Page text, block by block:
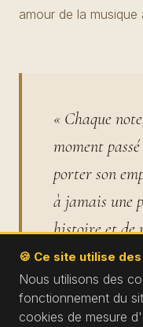
amour de la musique
« Chaque
moment
porter son
à jamais une
histoire et de
🍪 Ce site utilise
Nous utilisons des
fonctionnement du
cookies de mesure